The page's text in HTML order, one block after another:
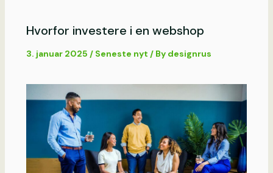
Hvorfor investere i en webshop
3. januar 2025 / Seneste nyt / By designrus